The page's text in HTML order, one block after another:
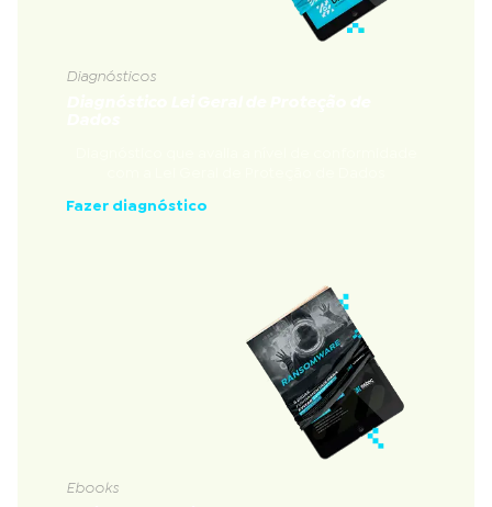
Diagnósticos
Fazer diagnóstico
Ebooks